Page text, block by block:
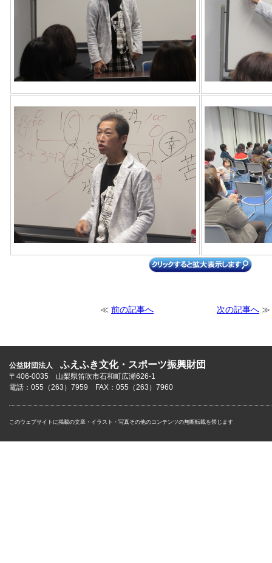
≪ 前の記事へ 次の記事へ ≫
公益財団法人 ふえふき文化・スポーツ振興財団
〒406-0035 山梨県笛吹市石和町広瀬626-1
電話：055（263）7959 FAX：055（263）7960
このウェブサイトに掲載の文章・イラスト・写真その他のコンテンツの無断転載を禁じます